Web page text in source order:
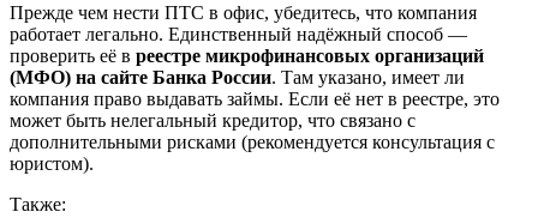
Прежде чем нести ПТС в офис, убедитесь, что компания
работает легально. Единственный надёжный способ —
проверить её в реестре микрофинансовых организаций
(МФО) на сайте Банка России. Там указано, имеет ли
компания право выдавать займы. Если её нет в реестре, это
может быть нелегальный кредитор, что связано с
дополнительными рисками (рекомендуется консультация с
юристом).
Также: